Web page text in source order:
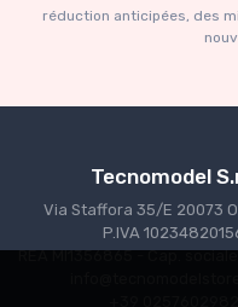
€227.05 €239.00
réduction anticipées, des
Tecnomodel
Via Staffora 35/E 20073
P.IVA
REA MI1356865 - Cap.